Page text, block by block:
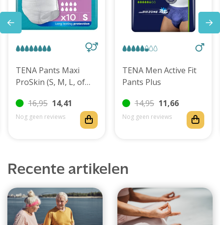
TENA Pants Maxi
ProSkin (S, M, L, of
16,95 14,41
Nog geen reviews
TENA Men Active Fit
Pants Plus
14,95 11,66
Nog geen reviews
Recente artikelen